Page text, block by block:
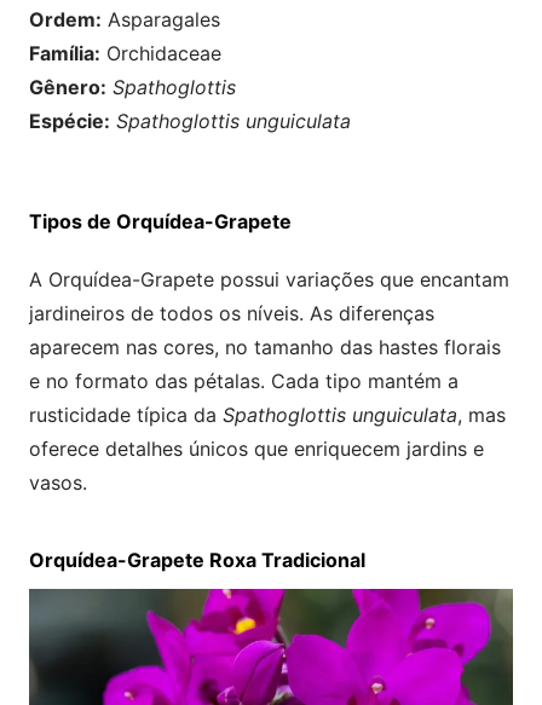
Ordem: Asparagales
Família: Orchidaceae
Gênero: Spathoglottis
Espécie: Spathoglottis unguiculata
Tipos de Orquídea-Grapete
A Orquídea-Grapete possui variações que encantam
jardineiros de todos os níveis. As diferenças
aparecem nas cores, no tamanho das hastes florais
e no formato das pétalas. Cada tipo mantém a
rusticidade típica da Spathoglottis unguiculata, mas
oferece detalhes únicos que enriquecem jardins e
vasos.
Orquídea-Grapete Roxa Tradicional